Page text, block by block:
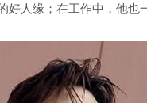
人缘；在工作中，他也